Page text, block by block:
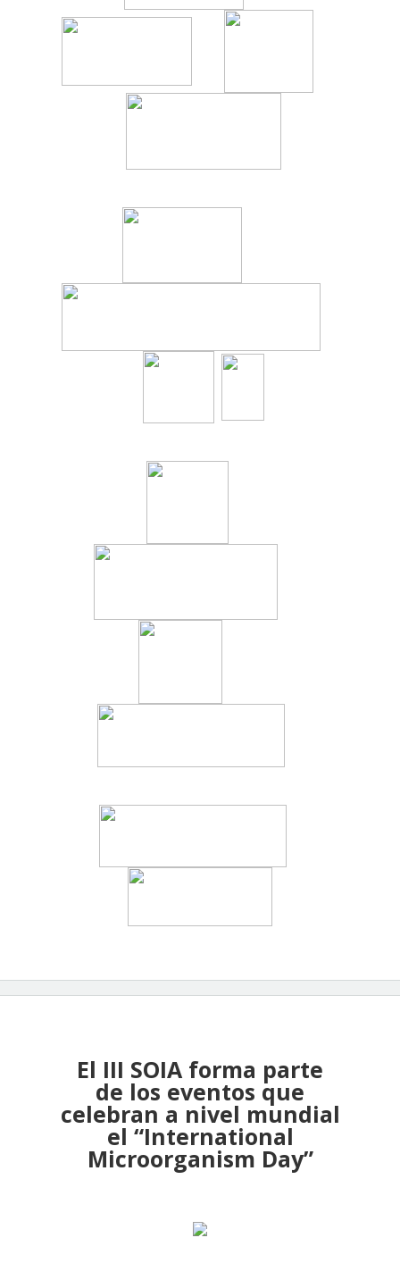
El III SOIA forma parte
de los eventos que
celebran a nivel mundial
el “International
Microorganism Day”